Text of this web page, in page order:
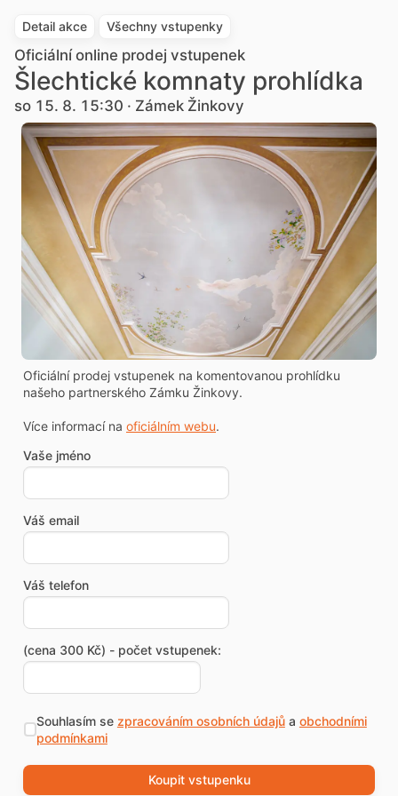
Detail akce Všechny vstupenky
Oficiální online prodej vstupenek
Šlechtické komnaty prohlídka
so 15. 8. 15:30 · Zámek Žinkovy
Oficiální prodej vstupenek na komentovanou prohlídku
našeho partnerského Zámku Žinkovy.
Více informací na oficiálním webu.
Vaše jméno
Váš email
Váš telefon
(cena 300 Kč) - počet vstupenek:
Souhlasím se zpracováním osobních údajůa obchodními
podmínkami
Koupit vstupenku